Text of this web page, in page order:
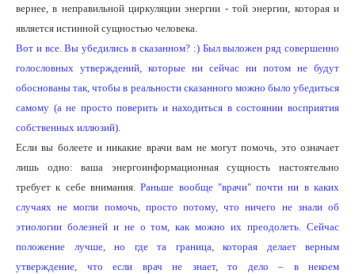
вернее, в неправильной циркуляции энергии - той энергии, которая и
является истинной сущностью человека.
Вот и все. Вы убедились в сказанном? :) Был выложен ряд совершенно
голословных утверждений, которые ни сейчас ни потом не будут
обоснованы так, чтобы в реальности сказанного можно было убедиться
самому (а не просто поверить и находиться в состоянии восприятия
собственных иллюзий).
Если вы болеете и никакие врачи вам не могут помочь, это означает
лишь одно: ваша энергоинформационная сущность настоятельно
требует к себе внимания.Раньше вообще "врачи" почти ни в каких
случаях не могли помочь, просто потому, что ничего не знали об
этиологии болезней и не о том, как можно их преодолеть. Сейчас
положение лучше, но где та граница, которая делает верным
утверждение, что если врач не знает, то дело – в некоем